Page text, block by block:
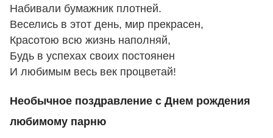
Набивали бумажник плотней.
Веселись в этот день, мир прекрасен,
Красотою всю жизнь наполняй,
Будь в успехах своих постоянен
И любимым весь век процветай!
Необычное поздравление с Днем рождения
любимому парню